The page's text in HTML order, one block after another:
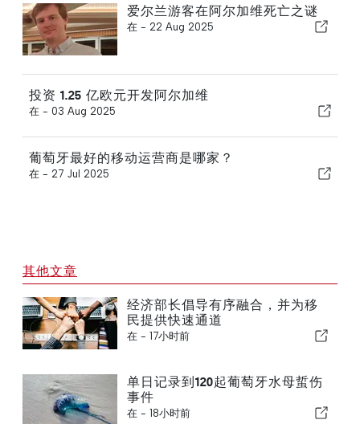
爱尔兰游客在阿尔加维死亡之谜
在 - 22 Aug 2025
投资 1.25 亿欧元开发阿尔加维
在 - 03 Aug 2025
葡萄牙最好的移动运营商是哪家？
在 - 27 Jul 2025
其他文章
经济部长倡导有序融合，并为移
民提供快速通道
在 - 17小时前
单日记录到120起葡萄牙水母蜇伤
事件
在 - 18小时前